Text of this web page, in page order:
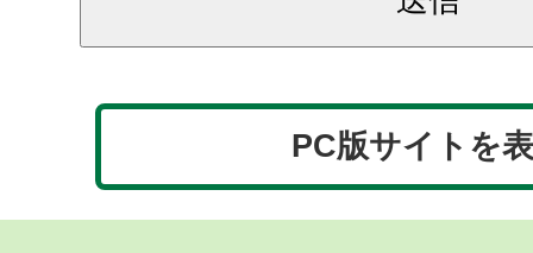
PC版サイトを